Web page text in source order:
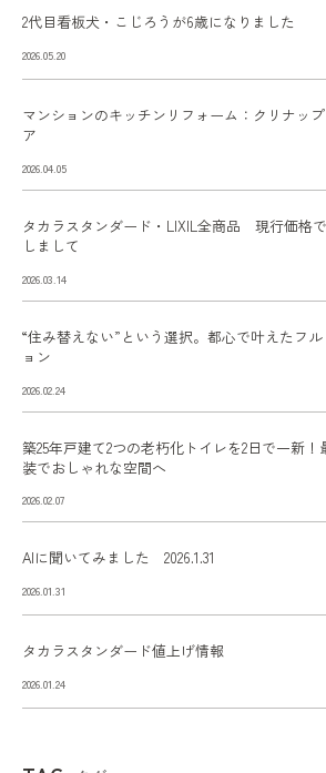
2代目看板犬・こじろうが6歳になりました
2026.05.20
マンションのキッチンリフォーム：クリナッ
ア
2026.04.05
タカラスタンダード・LIXIL全商品 現行価格
しまして
2026.03.14
“住み替えない”という選択。都心で叶えたフ
ョン
2026.02.24
築25年戸建て2つの老朽化トイレを2日で一新！
装でおしゃれな空間へ
2026.02.07
AIに聞いてみました 2026.1.31
2026.01.31
タカラスタンダード値上げ情報
2026.01.24